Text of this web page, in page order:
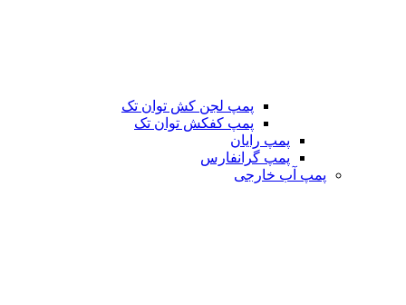
پمپ لجن کش توان تک
پمپ کفکش توان تک
پمپ رایان
پمپ گرانفارس
پمپ آب خارجی